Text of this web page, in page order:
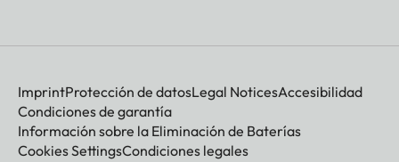
ImprintProtección de datosLegal NoticesAccesibilidad
Condiciones de garantía
Información sobre la Eliminación de Baterías
Cookies SettingsCondiciones legales